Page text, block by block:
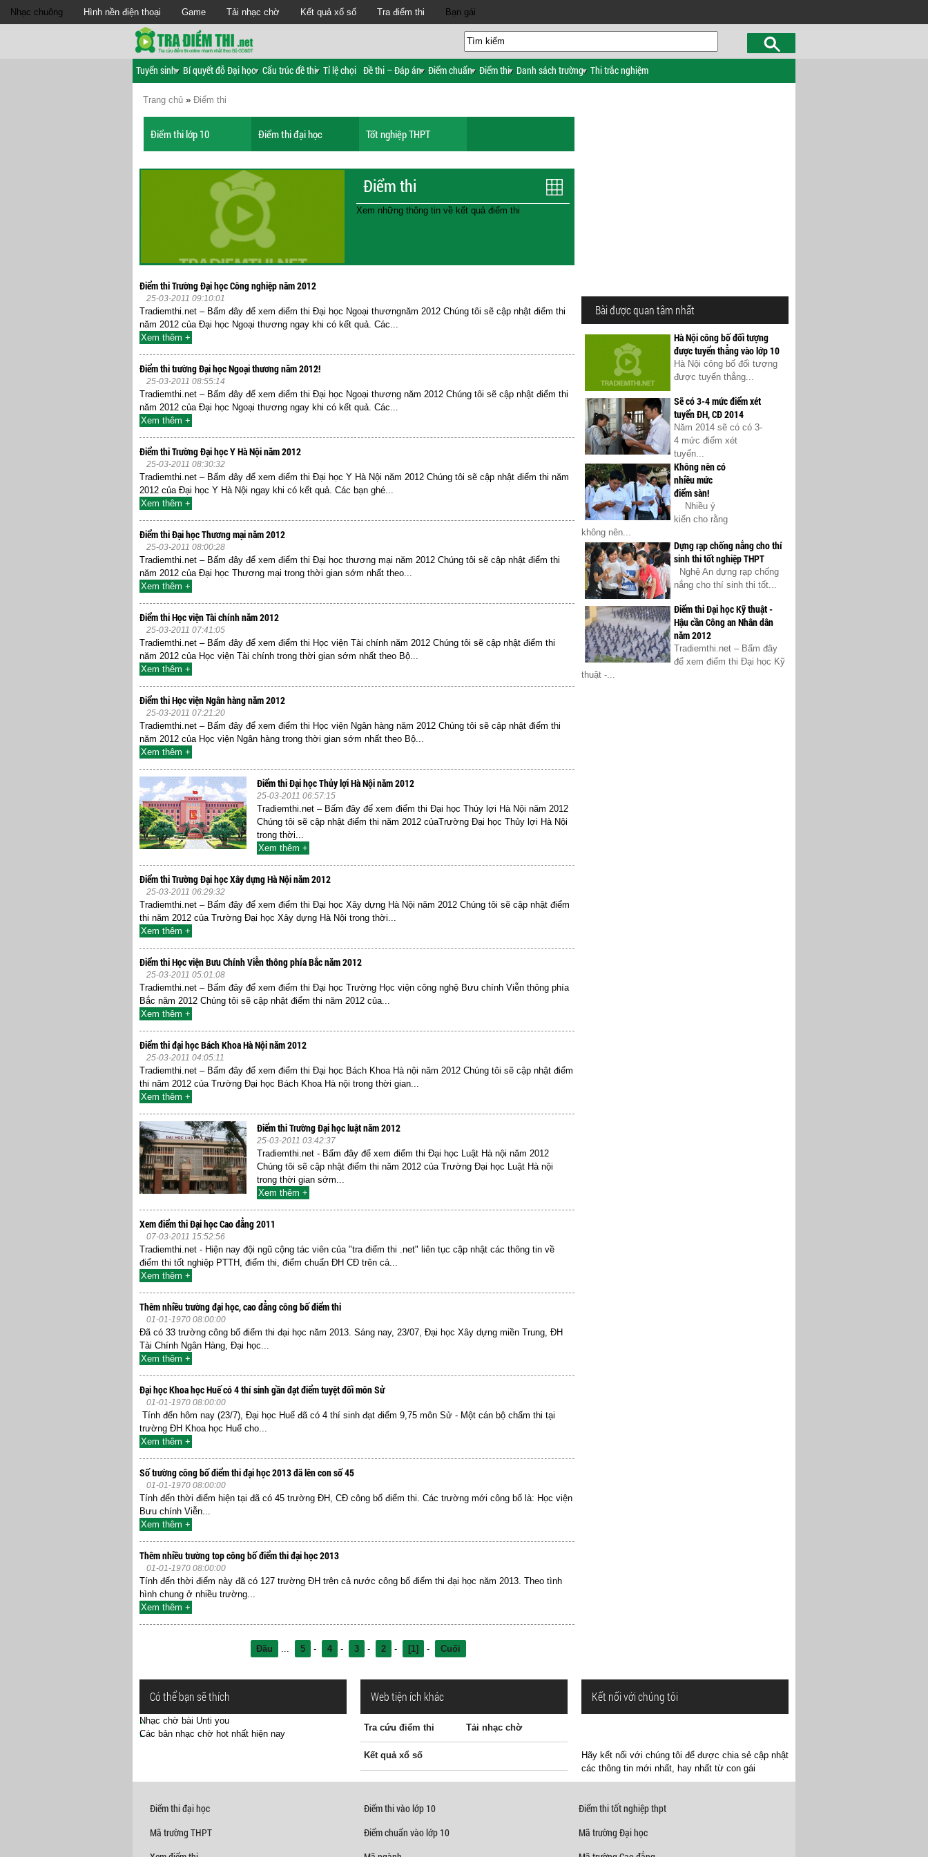
Nhạc chuông Hình nền điện thoại Game Tải nhạc chờ Kết quả xổ số Tra điểm thi Bạn gái
Tuyển sinh Bí quyết đỗ Đại học Cấu trúc đề thi Tỉ lệ chọi Đề thi – Đáp án Điểm chuẩn Điểm thi Danh sách trường Thi trắc nghiệm
Trang chủ » Điểm thi
Điểm thi lớp 10 Điểm thi đại học Tốt nghiệp THPT
Điểm thi
Xem những thông tin về kết quả điểm thi
Điểm thi Trường Đại học Công nghiệp năm 2012
25-03-2011 09:10:01
Tradiemthi.net – Bấm đây để xem điểm thi Đại học Ngoại thươngnăm 2012 Chúng tôi sẽ cập nhật điểm thi
năm 2012 của Đại học Ngoại thương ngay khi có kết quả. Các...
Xem thêm +
Điểm thi trường Đại học Ngoại thương năm 2012!
25-03-2011 08:55:14
Tradiemthi.net – Bấm đây để xem điểm thi Đại học Ngoại thương năm 2012 Chúng tôi sẽ cập nhật điểm thi
năm 2012 của Đại học Ngoại thương ngay khi có kết quả. Các...
Xem thêm +
Điểm thi Trường Đại học Y Hà Nội năm 2012
25-03-2011 08:30:32
Tradiemthi.net – Bấm đây để xem điểm thi Đại học Y Hà Nội năm 2012 Chúng tôi sẽ cập nhật điểm thi năm
2012 của Đại học Y Hà Nội ngay khi có kết quả. Các bạn ghé...
Xem thêm +
Điểm thi Đại học Thương mại năm 2012
25-03-2011 08:00:28
Tradiemthi.net – Bấm đây để xem điểm thi Đại học thương mại năm 2012 Chúng tôi sẽ cập nhật điểm thi
năm 2012 của Đại học Thương mại trong thời gian sớm nhất theo...
Xem thêm +
Điểm thi Học viện Tài chính năm 2012
25-03-2011 07:41:05
Tradiemthi.net – Bấm đây để xem điểm thi Học viện Tài chính năm 2012 Chúng tôi sẽ cập nhật điểm thi
năm 2012 của Học viện Tài chính trong thời gian sớm nhất theo Bộ...
Xem thêm +
Điểm thi Học viện Ngân hàng năm 2012
25-03-2011 07:21:20
Tradiemthi.net – Bấm đây để xem điểm thi Học viện Ngân hàng năm 2012 Chúng tôi sẽ cập nhật điểm thi
năm 2012 của Học viện Ngân hàng trong thời gian sớm nhất theo Bộ...
Xem thêm +
Điểm thi Đại học Thủy lợi Hà Nội năm 2012
25-03-2011 06:57:15
Tradiemthi.net – Bấm đây để xem điểm thi Đại học Thủy lợi Hà Nội năm 2012
Chúng tôi sẽ cập nhật điểm thi năm 2012 củaTrường Đại học Thủy lợi Hà Nội
trong thời...
Xem thêm +
Điểm thi Trường Đại học Xây dựng Hà Nội năm 2012
25-03-2011 06:29:32
Tradiemthi.net – Bấm đây để xem điểm thi Đại học Xây dựng Hà Nội năm 2012 Chúng tôi sẽ cập nhật điểm
thi năm 2012 của Trường Đại học Xây dựng Hà Nội trong thời...
Xem thêm +
Điểm thi Học viện Bưu Chính Viễn thông phía Bắc năm 2012
25-03-2011 05:01:08
Tradiemthi.net – Bấm đây để xem điểm thi Đại học Trường Học viện công nghệ Bưu chính Viễn thông phía
Bắc năm 2012 Chúng tôi sẽ cập nhật điểm thi năm 2012 của...
Xem thêm +
Điểm thi đại học Bách Khoa Hà Nội năm 2012
25-03-2011 04:05:11
Tradiemthi.net – Bấm đây để xem điểm thi Đại học Bách Khoa Hà nội năm 2012 Chúng tôi sẽ cập nhật điểm
thi năm 2012 của Trường Đại học Bách Khoa Hà nội trong thời gian...
Xem thêm +
Điểm thi Trường Đại học luật năm 2012
25-03-2011 03:42:37
Tradiemthi.net - Bấm đây để xem điểm thi Đại học Luật Hà nội năm 2012
Chúng tôi sẽ cập nhật điểm thi năm 2012 của Trường Đại học Luật Hà nội
trong thời gian sớm...
Xem thêm +
Xem điểm thi Đại học Cao đẳng 2011
07-03-2011 15:52:56
Tradiemthi.net - Hiện nay đội ngũ cộng tác viên của "tra điểm thi .net" liên tục cập nhật các thông tin về
điểm thi tốt nghiệp PTTH, điểm thi, điểm chuẩn ĐH CĐ trên cả...
Xem thêm +
Thêm nhiều trường đại học, cao đẳng công bố điểm thi
01-01-1970 08:00:00
Đã có 33 trường công bố điểm thi đại học năm 2013. Sáng nay, 23/07, Đại học Xây dựng miền Trung, ĐH
Tài Chính Ngân Hàng, Đại học...
Xem thêm +
Đại học Khoa học Huế có 4 thí sinh gần đạt điểm tuyệt đối môn Sử
01-01-1970 08:00:00
Tính đến hôm nay (23/7), Đại học Huế đã có 4 thí sinh đạt điểm 9,75 môn Sử - Một cán bộ chấm thi tại
trường ĐH Khoa học Huế cho...
Xem thêm +
Số trường công bố điểm thi đại học 2013 đã lên con số 45
01-01-1970 08:00:00
Tính đến thời điểm hiện tại đã có 45 trường ĐH, CĐ công bố điểm thi. Các trường mới công bố là: Học viện
Bưu chính Viễn...
Xem thêm +
Thêm nhiều trường top công bố điểm thi đại học 2013
01-01-1970 08:00:00
Tính đến thời điểm này đã có 127 trường ĐH trên cả nước công bố điểm thi đại học năm 2013. Theo tình
hình chung ở nhiều trường...
Xem thêm +
Đầu ... 5 - 4 - 3 - 2 - [1] - Cuối
Bài được quan tâm nhất
Hà Nội công bố đối tượng
được tuyển thẳng vào lớp 10
Hà Nội công bố đối tượng
được tuyển thẳng...
Sẽ có 3-4 mức điểm xét
tuyển ĐH, CĐ 2014
Năm 2014 sẽ có có 3-
4 mức điểm xét
tuyển...
Không nên có
nhiều mức
điểm sàn!
Nhiều ý
kiến cho rằng
không nên...
Dựng rạp chống nắng cho thí
sinh thi tốt nghiệp THPT
Nghệ An dựng rạp chống
nắng cho thí sinh thi tốt...
Điểm thi Đại học Kỹ thuật -
Hậu cần Công an Nhân dân
năm 2012
Tradiemthi.net – Bấm đây
để xem điểm thi Đại học Kỹ
thuật -...
Có thể bạn sẽ thích
Nhạc chờ bài Unti you
Các bản nhạc chờ hot nhất hiện nay
Web tiện ích khác
Tra cứu điểm thi Tải nhạc chờ
Kết quả xổ số
Kết nối với chúng tôi
Hãy kết nối với chúng tôi để được chia sẻ cập nhật
các thông tin mới nhất, hay nhất từ con gái
Điểm thi đại học Điểm thi vào lớp 10
Điểm thi tốt nghiệp thpt
Mã trường THPT
Điểm chuẩn vào lớp 10
Mã trường Đại học